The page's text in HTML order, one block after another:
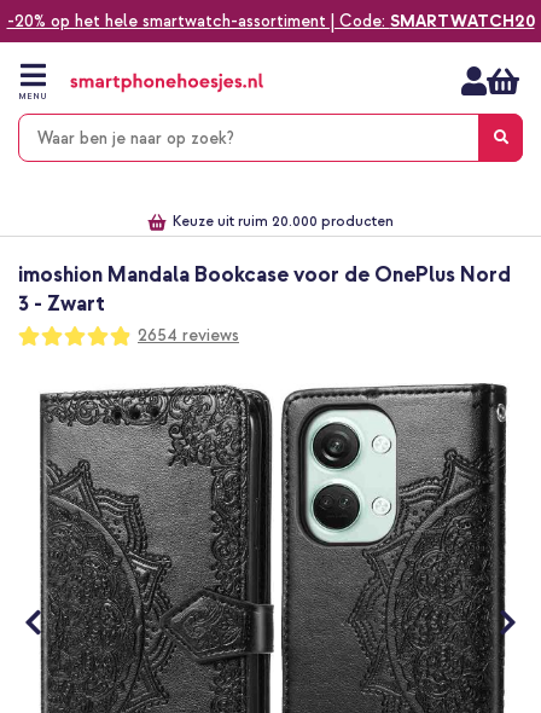
-20% op het hele smartwatch-assortiment | Code: SMARTWATCH20
naar
inhoud
MENU
Keuze uit ruim 20.000 producten
imoshion Mandala Bookcase voor de OnePlus Nord
3 - Zwart
Waardering:
97
100
2654 reviews
naar
het
einde
van
afbeeldingen-
gallerij